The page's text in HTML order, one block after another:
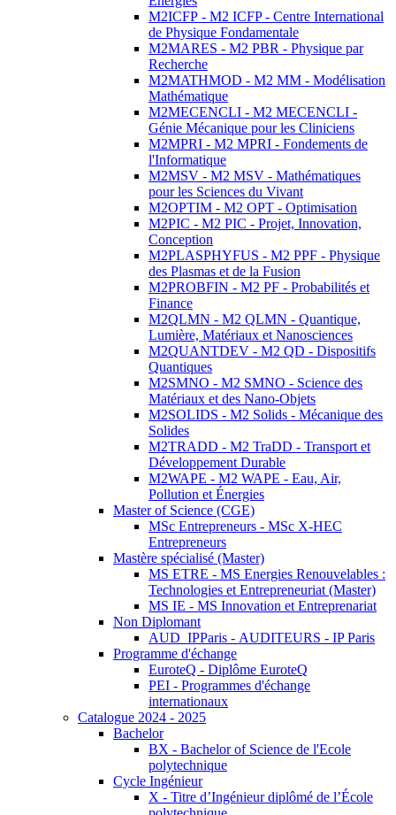
M2ICFP - M2 ICFP - Centre International
de Physique Fondamentale
M2MARES - M2 PBR - Physique par
Recherche
M2MATHMOD - M2 MM - Modélisation
Mathématique
M2MECENCLI - M2 MECENCLI -
Génie Mécanique pour les Cliniciens
M2MPRI - M2 MPRI - Fondements de
l'Informatique
M2MSV - M2 MSV - Mathématiques
pour les Sciences du Vivant
M2OPTIM - M2 OPT - Optimisation
M2PIC - M2 PIC - Projet, Innovation,
Conception
M2PLASPHYFUS - M2 PPF - Physique
des Plasmas et de la Fusion
M2PROBFIN - M2 PF - Probabilités et
Finance
M2QLMN - M2 QLMN - Quantique,
Lumière, Matériaux et Nanosciences
M2QUANTDEV - M2 QD - Dispositifs
Quantiques
M2SMNO - M2 SMNO - Science des
Matériaux et des Nano-Objets
M2SOLIDS - M2 Solids - Mécanique des
Solides
M2TRADD - M2 TraDD - Transport et
Développement Durable
M2WAPE - M2 WAPE - Eau, Air,
Pollution et Énergies
Master of Science (CGE)
MSc Entrepreneurs - MSc X-HEC
Entrepreneurs
Mastère spécialisé (Master)
MS ETRE - MS Energies Renouvelables :
Technologies et Entrepreneuriat (Master)
MS IE - MS Innovation et Entreprenariat
Non Diplomant
AUD_IPParis - AUDITEURS - IP Paris
Programme d'échange
EuroteQ - Diplôme EuroteQ
PEI - Programmes d'échange
internationaux
Catalogue 2024 - 2025
Bachelor
BX - Bachelor of Science de l'Ecole
polytechnique
Cycle Ingénieur
X - Titre d’Ingénieur diplômé de l’École